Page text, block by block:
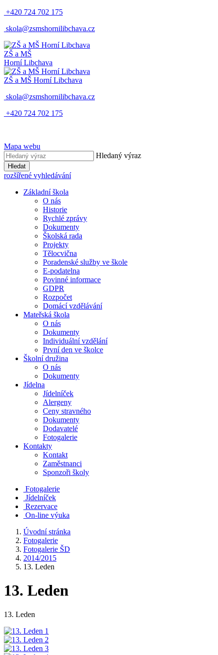
+420 724 702 175
skola@zsmshornilibchava.cz
ZŠ a MŠ
Horní Libchava
ZŠ a MŠ Horní Libchava
skola@zsmshornilibchava.cz
+420 724 702 175
Mapa webu
Hledaný výraz
Hledat
rozšířené vyhledávání
Základní škola
O nás
Historie
Rychlé zprávy
Dokumenty
Školská rada
Projekty
Tělocvična
Poradenské služby ve škole
E-podatelna
Povinné informace
GDPR
Rozpočet
Domácí vzdělávání
Mateřská škola
O nás
Dokumenty
Individuální vzdělání
První den ve školce
Školní družina
O nás
Dokumenty
Jídelna
Jídelníček
Alergeny
Ceny stravného
Dokumenty
Dodavatelé
Fotogalerie
Kontakty
Kontakt
Zaměstnanci
Sponzoři školy
Fotogalerie
Jídelníček
Rezervace
On-line výuka
Úvodní stránka
Fotogalerie
Fotogalerie ŠD
2014/2015
13. Leden
13. Leden
13. Leden